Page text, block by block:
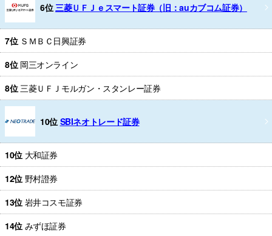
6位 三菱ＵＦＪｅスマート証券（旧：auカブコム証券）
7位 ＳＭＢＣ日興証券
8位 岡三オンライン
8位 三菱ＵＦＪモルガン・スタンレー証券
10位 SBIネオトレード証券
10位 大和証券
12位 野村證券
13位 岩井コスモ証券
14位 みずほ証券